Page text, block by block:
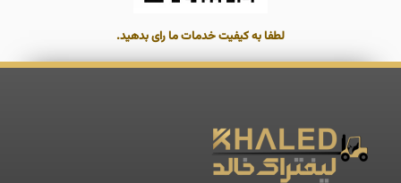
لطفا به کیفیت خدمات ما رای بدهید.